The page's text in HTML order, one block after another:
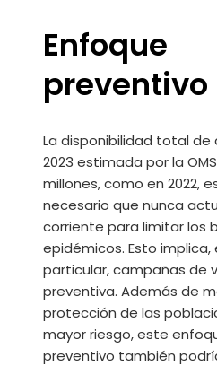
Enfoque
preventivo
La disponibilidad total de
2023 estimada por la
millones, como en 2022,
necesario que nunca
corriente para limitar los
epidémicos. Esto implica,
particular, campañas de
preventiva. Además de
protección de las
mayor riesgo, este
preventivo también